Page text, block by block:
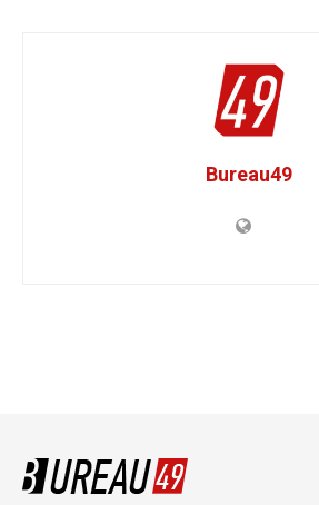
Bureau49